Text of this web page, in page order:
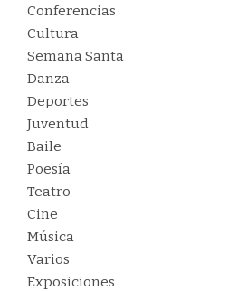
Conferencias
Cultura
Semana Santa
Danza
Deportes
Juventud
Baile
Poesía
Teatro
Cine
Música
Varios
Exposiciones